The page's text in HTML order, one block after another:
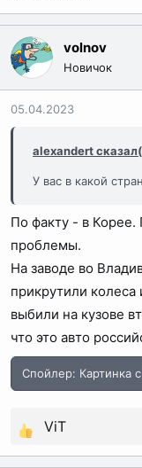
volnov
Новичок
05.04.2023
alexandert
У вас в какой
По факту - в
проблемы.
На заводе во
прикрутили
выбили на кузове
что это авто
Спойлер: Картинка
Р
е
ViT